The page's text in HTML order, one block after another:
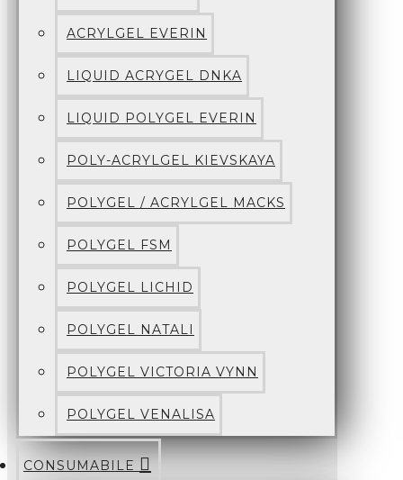
ACRYLGEL EVERIN
LIQUID ACRYGEL DNKA
LIQUID POLYGEL EVERIN
POLY-ACRYLGEL KIEVSKAYA
POLYGEL / ACRYLGEL MACKS
POLYGEL FSM
POLYGEL LICHID
POLYGEL NATALI
POLYGEL VICTORIA VYNN
POLYGEL VENALISA
CONSUMABILE